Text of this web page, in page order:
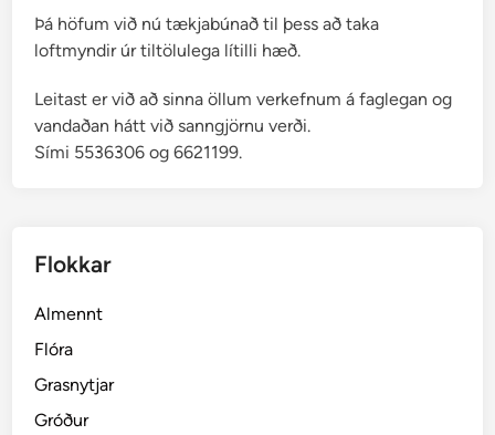
Þá höfum við nú tækjabúnað til þess að taka
loftmyndir úr tiltölulega lítilli hæð.
Leitast er við að sinna öllum verkefnum á faglegan og
vandaðan hátt við sanngjörnu verði.
Sími 5536306 og 6621199.
Flokkar
Almennt
Flóra
Grasnytjar
Gróður